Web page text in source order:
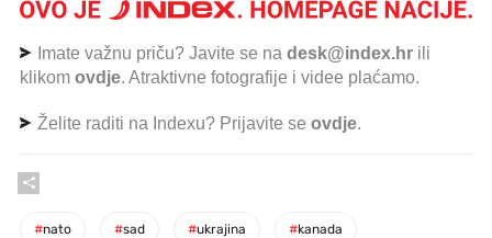
Imate važnu priču? Javite se na desk@index.hr ili
klikom ovdje. Atraktivne fotografije i videe plaćamo.
Želite raditi na Indexu? Prijavite se ovdje.
#nato #sad #ukrajina #kanada